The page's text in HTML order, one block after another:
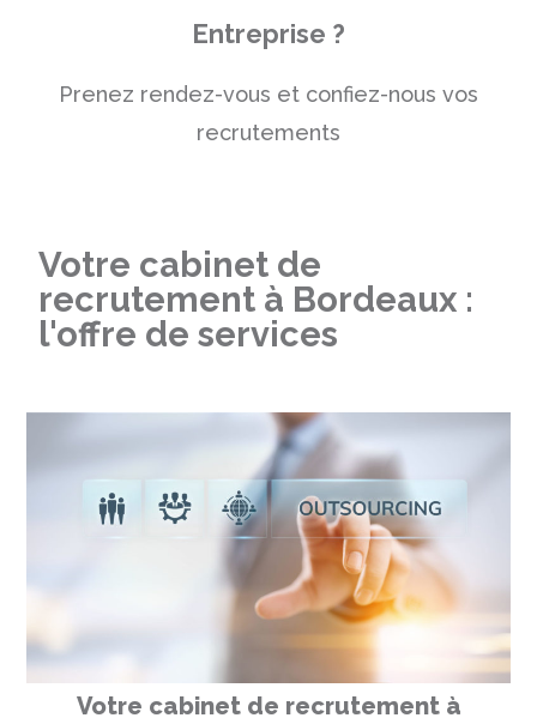
Entreprise ?
Prenez rendez-vous et confiez-nous vos
recrutements
Votre cabinet de
recrutement à Bordeaux :
l'offre de services
Votre cabinet de recrutement à